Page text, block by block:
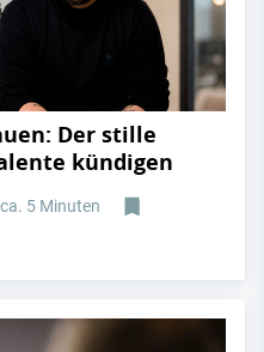
Der stille
kündigen
5 Minuten